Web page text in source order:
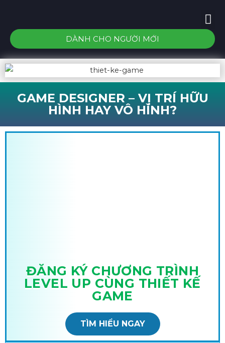
DÀNH CHO NGƯỜI MỚI
GAME DESIGNER – VỊ TRÍ HỮU
HÌNH HAY VÔ HÌNH?
ĐĂNG KÝ CHƯƠNG TRÌNH
LEVEL UP CÙNG THIẾT KẾ
GAME
TÌM HIỂU NGAY